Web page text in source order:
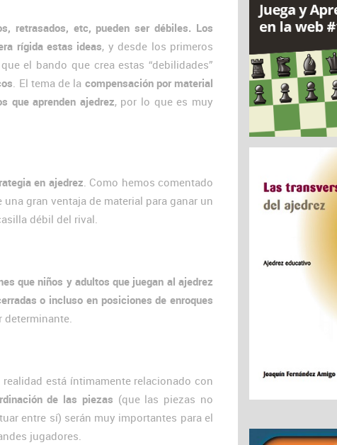
retrasados, etc, pueden ser débiles. Los
rígida estas ideas, y desde los primeros
el bando que crea estas “debilidades”
. El tema de la compensación por material
que aprenden ajedrez, por lo que es muy
en ajedrez . Como hemos comentado
gran ventaja de material para ganar un
débil del rival.
que niños y adultos que juegan al ajedrez
o incluso en posiciones de enroques
está íntimamente relacionado con
de las piezas (que las piezas no
entre sí) serán muy importantes para el
jugadores.